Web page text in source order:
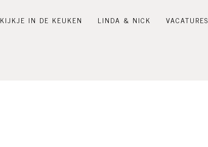
KIJKJE IN DE KEUKEN LINDA & NICK VACATURES